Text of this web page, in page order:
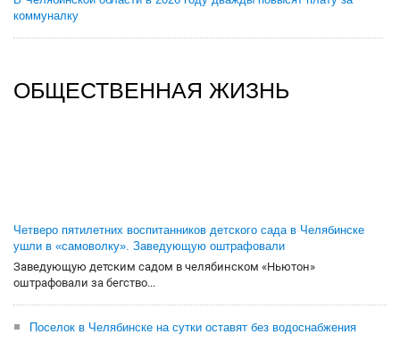
коммуналку
ОБЩЕСТВЕННАЯ ЖИЗНЬ
Четверо пятилетних воспитанников детского сада в Челябинске
ушли в «самоволку». Заведующую оштрафовали
Заведующую детским садом в челябинском «Ньютон»
оштрафовали за бегство...
Поселок в Челябинске на сутки оставят без водоснабжения